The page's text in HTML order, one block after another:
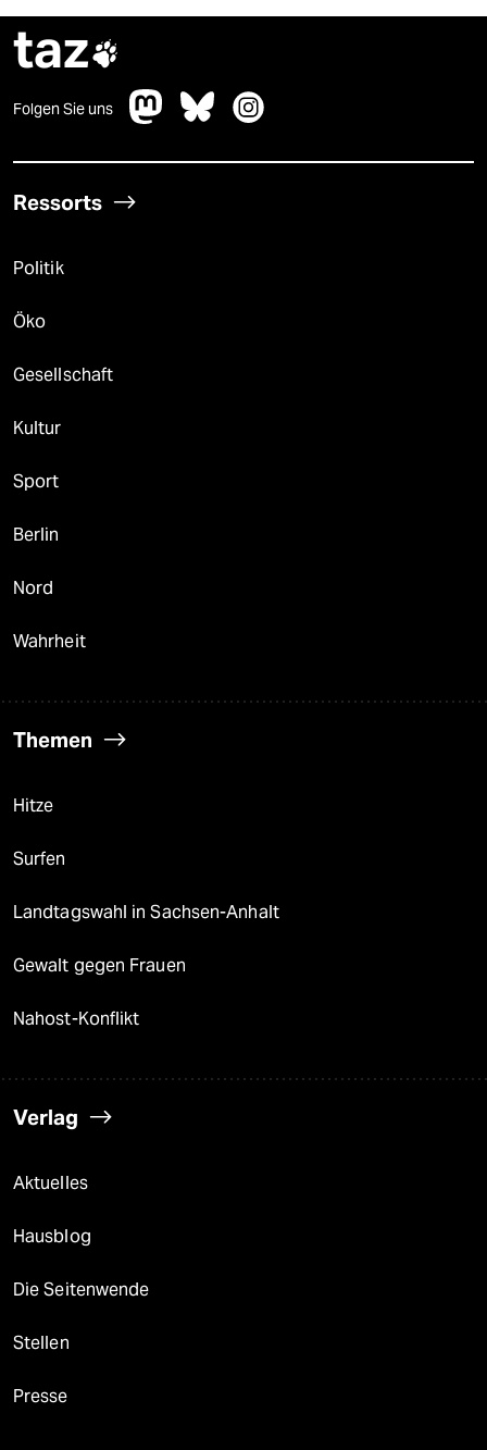
taz
Folgen Sie uns
Ressorts
Politik
Öko
Gesellschaft
Kultur
Sport
Berlin
Nord
Wahrheit
Themen
Hitze
Surfen
Landtagswahl in Sachsen-Anhalt
Gewalt gegen Frauen
Nahost-Konflikt
Verlag
Aktuelles
Hausblog
Die Seitenwende
Stellen
Presse